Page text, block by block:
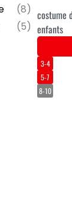
(8)
(5)
costume
enfants
3-4
5-7
8-10